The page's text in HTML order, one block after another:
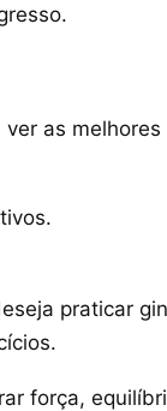
as melhores
praticar
força,